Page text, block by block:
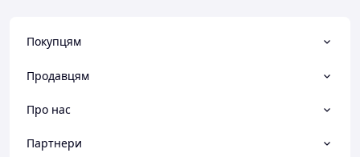
Покупцям
Продавцям
Про нас
Партнери